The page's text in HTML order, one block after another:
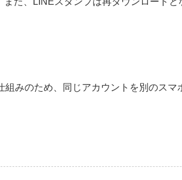
みのため、同じアカウントを別のス